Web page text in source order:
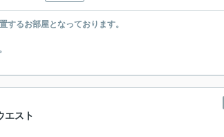
するお部屋となっております。
エスト